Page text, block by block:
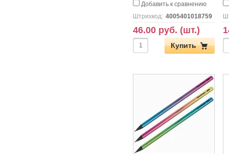
Добавить к сравнению
Штрихкод: 4005401018759
46.00 руб. (шт.)
Купить